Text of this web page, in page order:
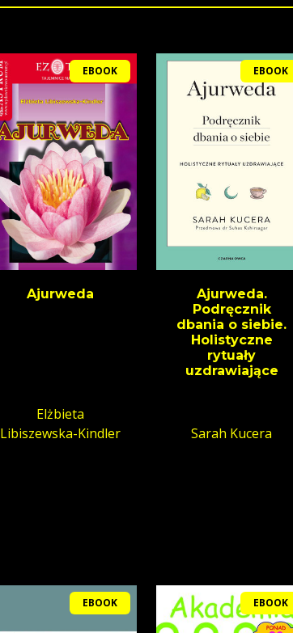
EBOOK
Ajurweda
Elżbieta
Libiszewska-Kindler
EBOOK
Ajurweda.
Podręcznik
dbania o siebie.
Holistyczne
rytuały
uzdrawiające
Sarah Kucera
EBOOK EBOOK